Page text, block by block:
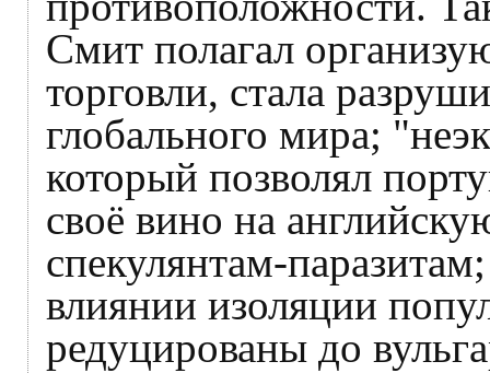
Смит полагал
торговли, стала
глобального мира;
который позволял
своё вино на
спекулянтам-
влиянии изоляции
редуцированы до